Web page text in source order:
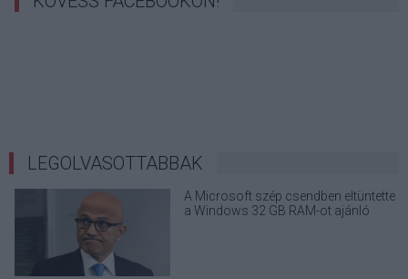
LEGOLVASOTTABBAK
A Microsoft szép csendben eltüntette
a Windows 32 GB RAM-ot ajánló